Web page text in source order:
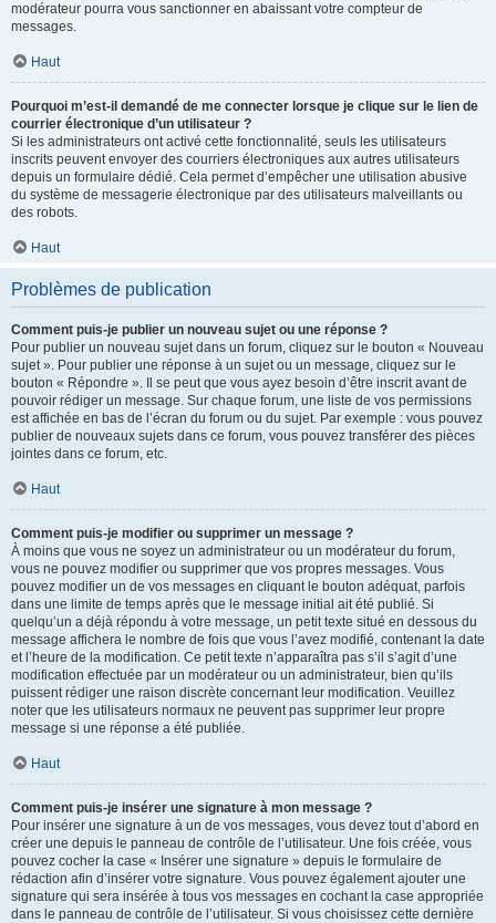
modérateur pourra vous sanctionner en abaissant votre compteur de
messages.
Haut
Pourquoi m’est-il demandé de me connecter lorsque je clique sur le lien de
courrier électronique d’un utilisateur ?
Si les administrateurs ont activé cette fonctionnalité, seuls les utilisateurs
inscrits peuvent envoyer des courriers électroniques aux autres utilisateurs
depuis un formulaire dédié. Cela permet d’empêcher une utilisation abusive
du système de messagerie électronique par des utilisateurs malveillants ou
des robots.
Haut
Problèmes de publication
Comment puis-je publier un nouveau sujet ou une réponse ?
Pour publier un nouveau sujet dans un forum, cliquez sur le bouton « Nouveau
sujet ». Pour publier une réponse à un sujet ou un message, cliquez sur le
bouton « Répondre ». Il se peut que vous ayez besoin d’être inscrit avant de
pouvoir rédiger un message. Sur chaque forum, une liste de vos permissions
est affichée en bas de l’écran du forum ou du sujet. Par exemple : vous pouvez
publier de nouveaux sujets dans ce forum, vous pouvez transférer des pièces
jointes dans ce forum, etc.
Haut
Comment puis-je modifier ou supprimer un message ?
À moins que vous ne soyez un administrateur ou un modérateur du forum,
vous ne pouvez modifier ou supprimer que vos propres messages. Vous
pouvez modifier un de vos messages en cliquant le bouton adéquat, parfois
dans une limite de temps après que le message initial ait été publié. Si
quelqu’un a déjà répondu à votre message, un petit texte situé en dessous du
message affichera le nombre de fois que vous l’avez modifié, contenant la date
et l’heure de la modification. Ce petit texte n’apparaîtra pas s’il s’agit d’une
modification effectuée par un modérateur ou un administrateur, bien qu’ils
puissent rédiger une raison discrète concernant leur modification. Veuillez
noter que les utilisateurs normaux ne peuvent pas supprimer leur propre
message si une réponse a été publiée.
Haut
Comment puis-je insérer une signature à mon message ?
Pour insérer une signature à un de vos messages, vous devez tout d’abord en
créer une depuis le panneau de contrôle de l’utilisateur. Une fois créée, vous
pouvez cocher la case « Insérer une signature » depuis le formulaire de
rédaction afin d’insérer votre signature. Vous pouvez également ajouter une
signature qui sera insérée à tous vos messages en cochant la case appropriée
dans le panneau de contrôle de l’utilisateur. Si vous choisissez cette dernière